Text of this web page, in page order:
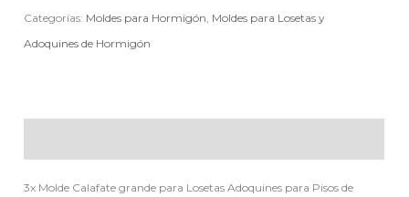
Categorías: Moldes para Hormigón Moldes para Losetas y
Adoquines de Hormigón
3x Molde Calafate grande para Losetas Adoquines para Pisos de